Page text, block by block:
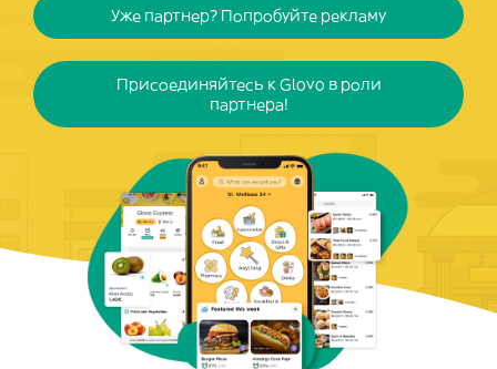
Уже партнер? Попробуйте рекламу
Присоединяйтесь к Glovo в роли
партнера!